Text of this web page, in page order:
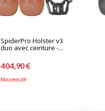
SpiderPro Holster v3
duo avec ceinture -...
404,90 €
Nouveauté